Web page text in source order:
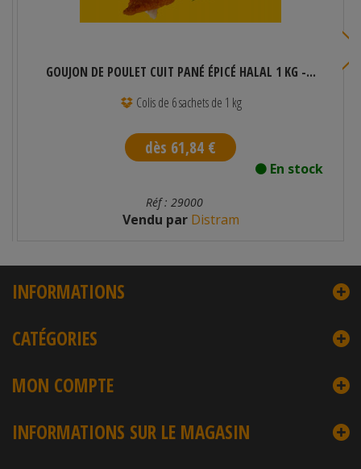
GOUJON DE POULET CUIT PANÉ ÉPICÉ HALAL 1 KG -...
Colis de 6 sachets de 1 kg
dès 61,84 €
En stock
Réf : 29000
Vendu parDistram
INFORMATIONS
CATÉGORIES
MON COMPTE
INFORMATIONS SUR LE MAGASIN